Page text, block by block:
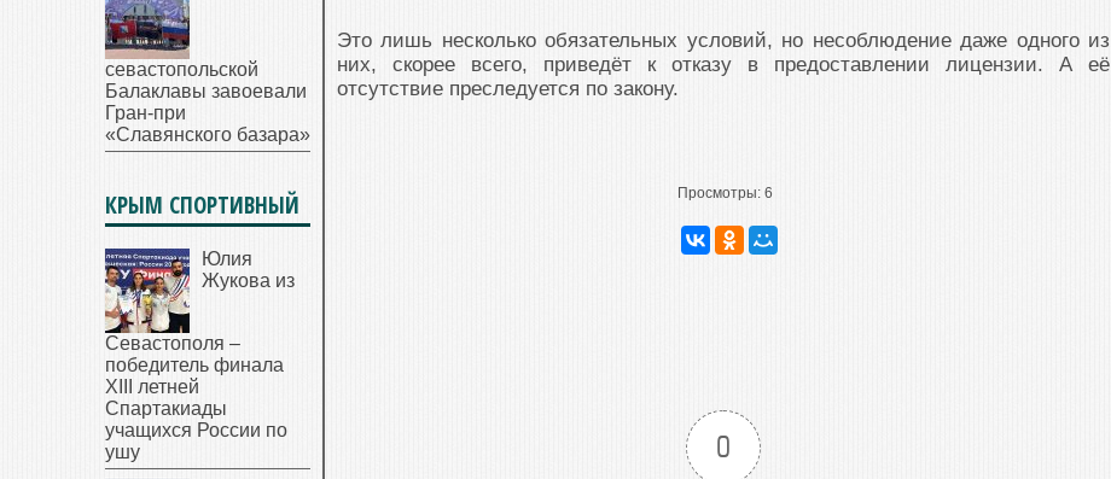
Это лишь несколько обязательных условий, но несоблюдение даже одного из
них, скорее всего, приведёт к отказу в предоставлении лицензии. А её
отсутствие преследуется по закону.
Просмотры: 6
0
севастопольской
Балаклавы завоевали
Гран-при
«Славянского базара»
КРЫМ СПОРТИВНЫЙ
Юлия
Жукова из
Севастополя –
победитель финала
XIII летней
Спартакиады
учащихся России по
ушу